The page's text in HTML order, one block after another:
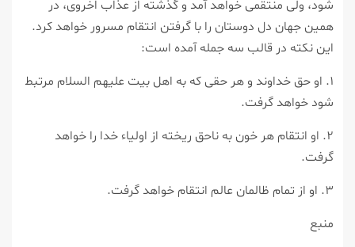
شود، ولى منتقمى خواهد آمد و گذشته از عذاب اُخروى، در
همين جهان دل دوستان را با گرفتن انتقام مسرور خواهد كرد.
اين نكته در قالب سه جمله آمده است:
۱. او حق خداوند و هر حقى كه به اهل بيت عليهم السلام مرتبط
شود خواهد گرفت.
۲. او انتقام هر خون به ناحق ريخته از اولياء خدا را خواهد
گرفت.
۳. او از تمام ظالمان عالم انتقام خواهد گرفت.
منبع